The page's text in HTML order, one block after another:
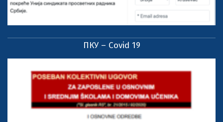
ПКУ – Covid 19